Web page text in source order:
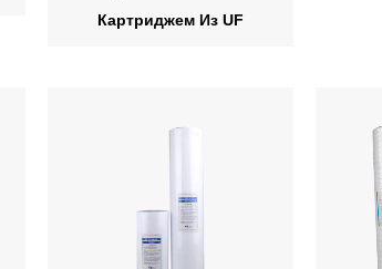
Картриджем Из UF